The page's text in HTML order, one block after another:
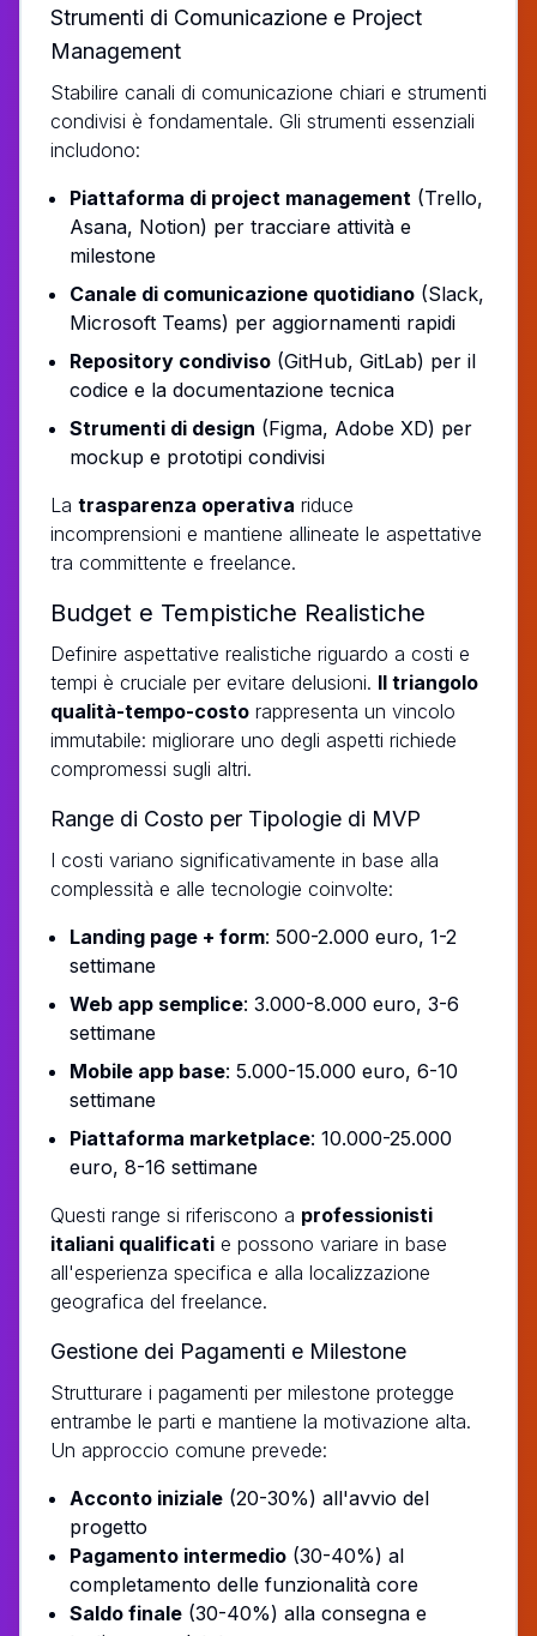
Strumenti di Comunicazione e Project
Management
Stabilire canali di comunicazione chiari e strumenti
condivisi è fondamentale. Gli strumenti essenziali
includono:
Piattaforma di project management (Trello,
Asana, Notion) per tracciare attività e
milestone
Canale di comunicazione quotidiano (Slack,
Microsoft Teams) per aggiornamenti rapidi
Repository condiviso (GitHub, GitLab) per il
codice e la documentazione tecnica
Strumenti di design (Figma, Adobe XD) per
mockup e prototipi condivisi
La trasparenza operativa riduce
incomprensioni e mantiene allineate le aspettative
tra committente e freelance.
Budget e Tempistiche Realistiche
Definire aspettative realistiche riguardo a costi e
tempi è cruciale per evitare delusioni. Il triangolo
qualità-tempo-costo rappresenta un vincolo
immutabile: migliorare uno degli aspetti richiede
compromessi sugli altri.
Range di Costo per Tipologie di MVP
I costi variano significativamente in base alla
complessità e alle tecnologie coinvolte:
Landing page + form: 500-2.000 euro, 1-2
settimane
Web app semplice: 3.000-8.000 euro, 3-6
settimane
Mobile app base: 5.000-15.000 euro, 6-10
settimane
Piattaforma marketplace: 10.000-25.000
euro, 8-16 settimane
Questi range si riferiscono a professionisti
italiani qualificati e possono variare in base
all'esperienza specifica e alla localizzazione
geografica del freelance.
Gestione dei Pagamenti e Milestone
Strutturare i pagamenti per milestone protegge
entrambe le parti e mantiene la motivazione alta.
Un approccio comune prevede:
Acconto iniziale (20-30%) all'avvio del
progetto
Pagamento intermedio (30-40%) al
completamento delle funzionalità core
Saldo finale (30-40%) alla consegna e